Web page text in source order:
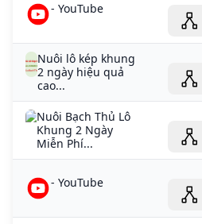
- YouTube
Nuôi lô kép khung
2 ngày hiệu quả
cao...
Nuôi Bạch Thủ Lô
Khung 2 Ngày
Miễn Phí...
- YouTube